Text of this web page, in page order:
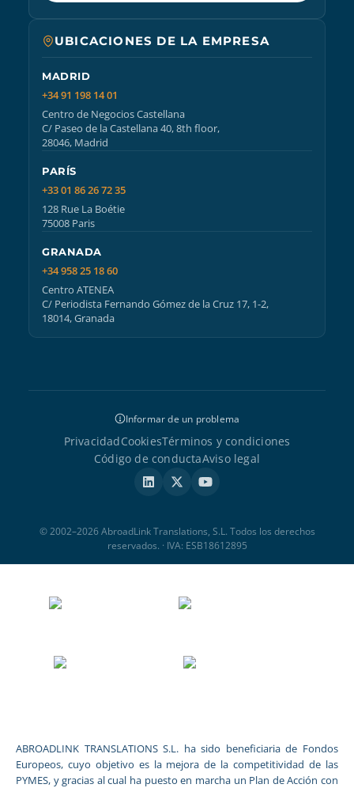
UBICACIONES DE LA EMPRESA
MADRID
+34 91 198 14 01
Centro de Negocios Castellana
C/ Paseo de la Castellana 40, 8th floor,
28046, Madrid
PARÍS
+33 01 86 26 72 35
128 Rue La Boétie
75008 Paris
GRANADA
+34 958 25 18 60
Centro ATENEA
C/ Periodista Fernando Gómez de la Cruz 17, 1-2,
18014, Granada
Informar de un problema
PrivacidadCookiesTérminos y condiciones
Código de conductaAviso legal
© 2002–2026 AbroadLink Translations, S.L. Todos los derechos
reservados. · IVA: ESB18612895
ABROADLINK TRANSLATIONS S.L. ha sido beneficiaria de Fondos
Europeos, cuyo objetivo es la mejora de la competitividad de las
PYMES, y gracias al cual ha puesto en marcha un Plan de Acción con